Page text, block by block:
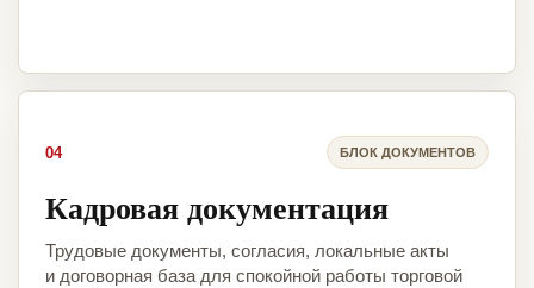
04 БЛОК ДОКУМЕНТОВ
Кадровая документация
Трудовые документы, согласия, локальные акты
и договорная база для спокойной работы торговой